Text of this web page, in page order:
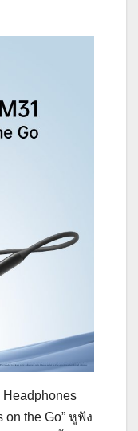
Headphones
the Go” หูฟัง